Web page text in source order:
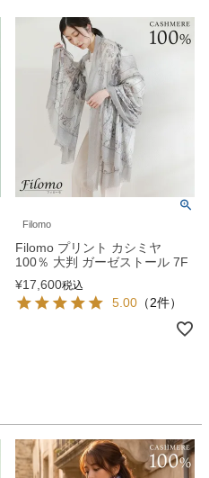
Filomo
Filomo プリント カシミヤ
100％ 大判 ガーゼストール 7F
¥17,600税込
5.00 （2件）